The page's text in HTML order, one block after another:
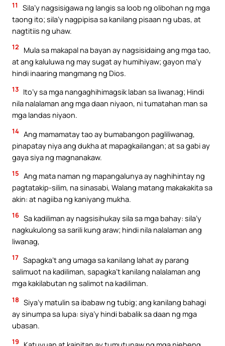
11
Sila’y nagsisigawa ng langis sa loob ng olibohan ng mga
taong ito; sila’y nagpipisa sa kanilang pisaan ng ubas, at
nagtitiis ng uhaw.
12
Mula sa makapal na bayan ay nagsisidaing ang mga tao,
at ang kaluluwa ng may sugat ay humihiyaw; gayon ma’y
hindi inaaring mangmang ng Dios.
13 Ito’y sa mga nangaghihimagsik laban sa liwanag; Hindi
nila nalalaman ang mga daan niyaon, ni tumatahan man sa
mga landas niyaon.
14 Ang mamamatay tao ay bumabangon pagliliwanag,
pinapatay niya ang dukha at mapagkailangan; at sa gabi ay
gaya siya ng magnanakaw.
15 Ang mata naman ng mapangalunya ay naghihintay ng
pagtatakip-silim, na sinasabi, Walang matang makakakita sa
akin: at nagiiba ng kaniyang mukha.
16 Sa kadiliman ay nagsisihukay sila sa mga bahay: sila’y
nagkukulong sa sarili kung araw; hindi nila nalalaman ang
liwanag,
17 Sapagka’t ang umaga sa kanilang lahat ay parang
salimuot na kadiliman, sapagka’t kanilang nalalaman ang
mga kakilabutan ng salimot na kadiliman.
18 Siya’y matulin sa ibabaw ng tubig; ang kanilang bahagi
ay sinumpa sa lupa: siya’y hindi babalik sa daan ng mga
ubasan.
19